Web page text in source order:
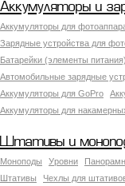
Аккумуляторы и
Аккумуляторы для
Зарядные устройства для
Батарейки (элементы питания)
Автомобильные зарядные
Аккумуляторы для GoPro
Аккумуляторы для
Штативы и
Моноподы Уровни
Штативы
Чехлы для